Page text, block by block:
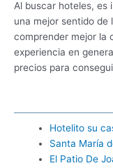
Al buscar hoteles, es
una mejor sentido de
comprender mejor la
experiencia en
precios para
Hotelito su
Santa María
El Patio De